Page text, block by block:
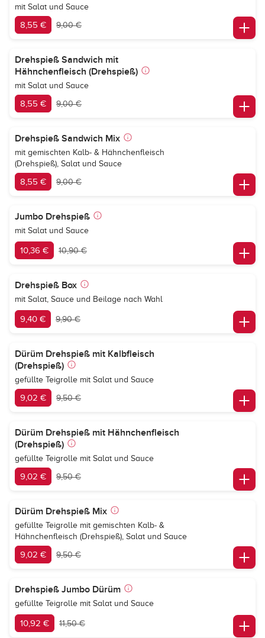
mit Salat und Sauce
8,55 € 9,00 €
Drehspieß Sandwich mit
Hähnchenfleisch (Drehspieß)
mit Salat und Sauce
8,55 € 9,00 €
Drehspieß Sandwich Mix
mit gemischten Kalb- & Hähnchenfleisch
(Drehspieß), Salat und Sauce
8,55 € 9,00 €
Jumbo Drehspieß
mit Salat und Sauce
10,36 € 10,90 €
Drehspieß Box
mit Salat, Sauce und Beilage nach Wahl
9,40 € 9,90 €
Dürüm Drehspieß mit Kalbfleisch
(Drehspieß)
gefüllte Teigrolle mit Salat und Sauce
9,02 € 9,50 €
Dürüm Drehspieß mit Hähnchenfleisch
(Drehspieß)
gefüllte Teigrolle mit Salat und Sauce
9,02 € 9,50 €
Dürüm Drehspieß Mix
gefüllte Teigrolle mit gemischten Kalb- &
Hähnchenfleisch (Drehspieß), Salat und Sauce
9,02 € 9,50 €
Drehspieß Jumbo Dürüm
gefüllte Teigrolle mit Salat und Sauce
10,92 € 11,50 €